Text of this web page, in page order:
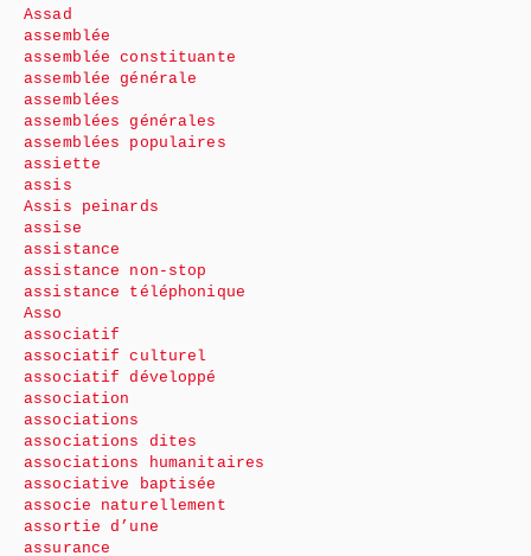
Assad
assemblée
assemblée constituante
assemblée générale
assemblées
assemblées générales
assemblées populaires
assiette
assis
Assis peinards
assise
assistance
assistance non-stop
assistance téléphonique
Asso
associatif
associatif culturel
associatif développé
association
associations
associations dites
associations humanitaires
associative baptisée
associe naturellement
assortie d’une
assurance